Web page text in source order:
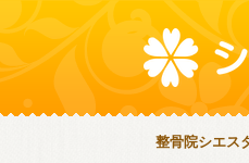
整骨院シエス